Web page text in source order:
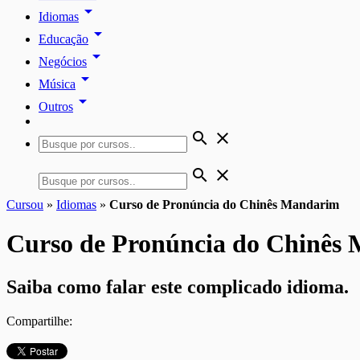
Idiomas arrow_drop_down
Educação arrow_drop_down
Negócios arrow_drop_down
Música arrow_drop_down
Outros arrow_drop_down
search close
search close
Cursou » Idiomas » Curso de Pronúncia do Chinês Mandarim
Curso de Pronúncia do Chinês
Saiba como falar este complicado idioma.
Compartilhe: